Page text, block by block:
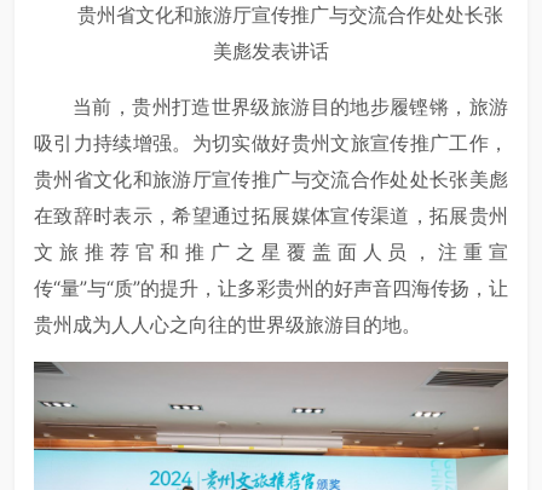
贵州省文化和旅游厅宣传推广与交流合作处处长张
美彪发表讲话
当前，贵州打造世界级旅游目的地步履铿锵，旅游
吸引力持续增强。为切实做好贵州文旅宣传推广工作，
贵州省文化和旅游厅宣传推广与交流合作处处长张美彪
在致辞时表示，希望通过拓展媒体宣传渠道，拓展贵州
文旅推荐官和推广之星覆盖面人员，注重宣
传“量”与“质”的提升，让多彩贵州的好声音四海传扬，让
贵州成为人人心之向往的世界级旅游目的地。